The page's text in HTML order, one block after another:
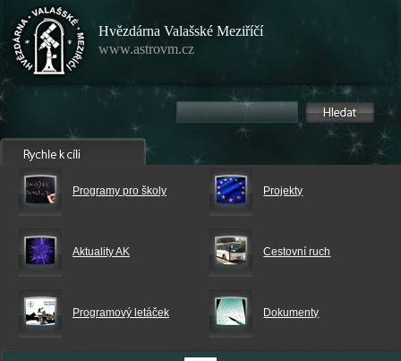
Hvězdárna Valašské Meziříčí
www.astrovm.cz
Programy pro školy Projekty
Aktuality AK Cestovní ruch
Programový letáček Dokumenty